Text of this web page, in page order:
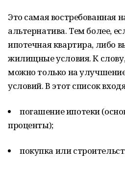
Это самая востребованная
альтернатива. Тем более,
ипотечная квартира, либо
жилищные условия. К
можно только на
условий. В этот список
погашение ипотеки
проценты);
покупка или